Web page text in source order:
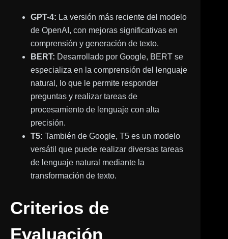
GPT-4: La versión más reciente del modelo
de OpenAI, con mejoras significativas en
comprensión y generación de texto.
BERT: Desarrollado por Google, BERT se
especializa en la comprensión del lenguaje
natural, lo que le permite responder
preguntas y realizar tareas de
procesamiento de lenguaje con alta
precisión.
T5: También de Google, T5 es un modelo
versátil que puede realizar diversas tareas
de lenguaje natural mediante la
transformación de texto.
Criterios de
Evaluación